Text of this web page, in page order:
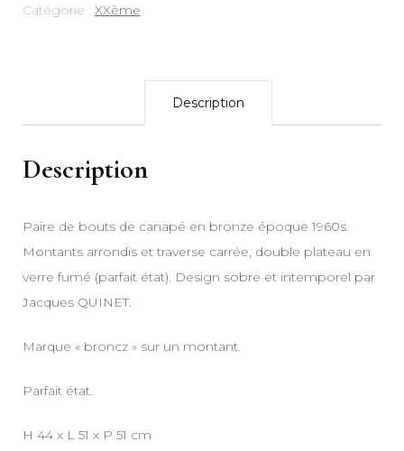
Catégorie : XXème
Description
Description
Paire de bouts de canapé en bronze époque 1960s.
Montants arrondis et traverse carrée, double plateau en
verre fumé (parfait état). Design sobre et intemporel par
Jacques QUINET.
Marque « broncz » sur un montant.
Parfait état.
H 44 x L 51 x P 51 cm